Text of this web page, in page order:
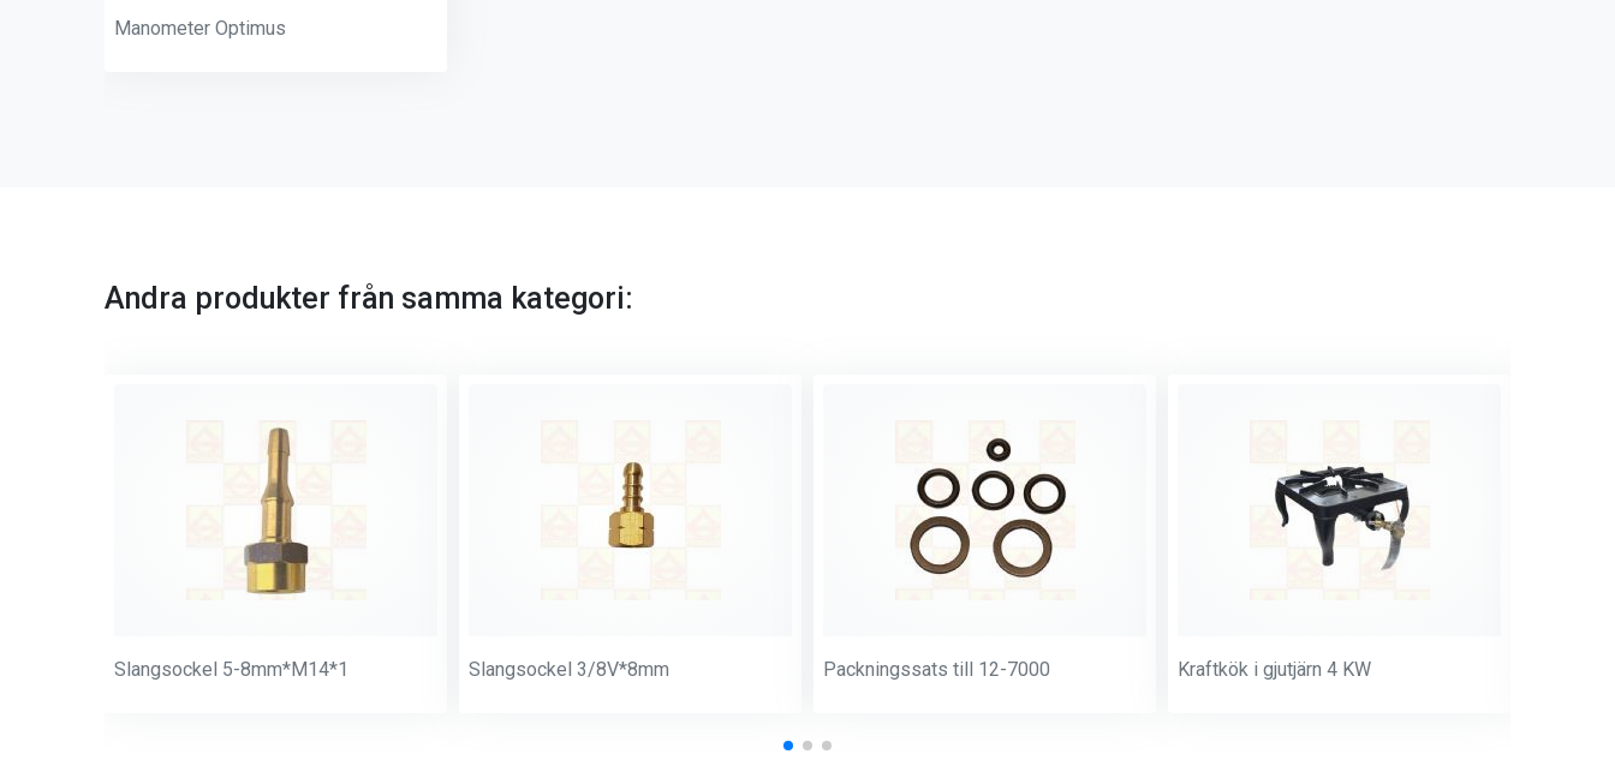
Manometer Optimus
Andra produkter från samma kategori:
Slangsockel 5-8mm*M14*1 Slangsockel 3/8V*8mm Packningssats till 12-7000 Kraftkök i gjutjärn 4 KW